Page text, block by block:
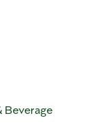
Beverage